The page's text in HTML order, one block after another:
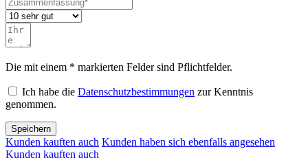
Die mit einem * markierten Felder sind Pflichtfelder.
Ich habe die Datenschutzbestimmungen zur Kenntnis
genommen.
Speichern
Kunden kauften auch Kunden haben sich ebenfalls angesehen
Kunden kauften auch